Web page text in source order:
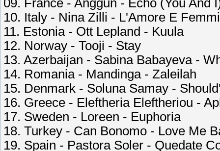
09. France - Anggun - Echo (You And
10. Italy - Nina Zilli - L'Amore E
11. Estonia - Ott Lepland - Kuula
12. Norway - Tooji - Stay
13. Azerbaijan - Sabina Babayeva -
14. Romania - Mandinga - Zaleilah
15. Denmark - Soluna Samay -
16. Greece - Eleftheria Eleftheriou -
17. Sweden - Loreen - Euphoria
18. Turkey - Can Bonomo - Love Me
19. Spain - Pastora Soler - Quedate